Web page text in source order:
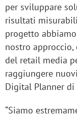
per sviluppare
risultati
progetto
nostro
del retail media
raggiungere
Digital Planner di
“Siamo